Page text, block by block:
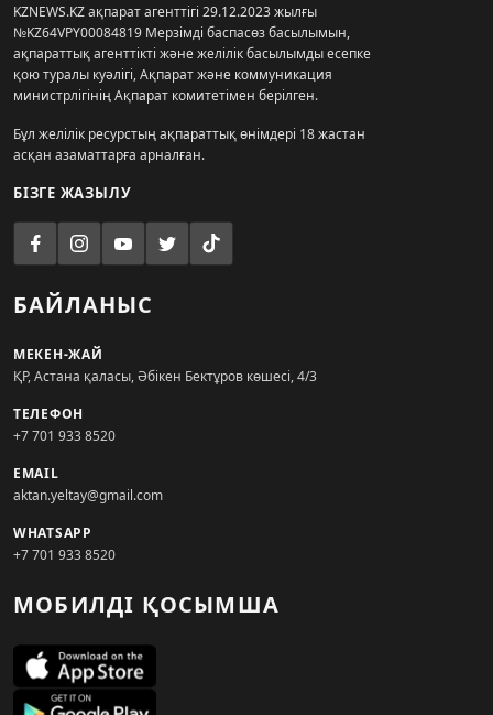
KZNEWS.KZ ақпарат агенттігі 29.12.2023 жылғы
№KZ64VPY00084819 Мерзімді баспасөз басылымын,
ақпараттық агенттікті және желілік басылымды есепке
қою туралы куәлігі, Ақпарат және коммуникация
министрлігінің Ақпарат комитетімен берілген.
Бұл желілік ресурстың ақпараттық өнімдері 18 жастан
асқан азаматтарға арналған.
БІЗГЕ ЖАЗЫЛУ
БАЙЛАНЫС
МЕКЕН-ЖАЙ
ҚР, Астана қаласы, Әбікен Бектұров көшесі, 4/3
ТЕЛЕФОН
+7 701 933 8520
EMAIL
aktan.yeltay@gmail.com
WHATSAPP
+7 701 933 8520
МОБИЛДІ ҚОСЫМША